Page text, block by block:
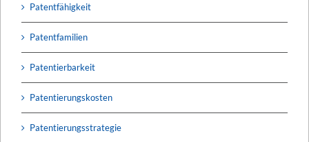
Patentfähigkeit
Patentfamilien
Patentierbarkeit
Patentierungskosten
Patentierungsstrategie